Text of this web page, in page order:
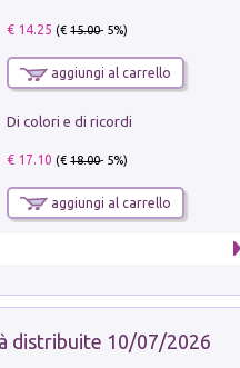
€ 14.25 (€15.00- 5%)
aggiungi al carrello
Di colori e di ricordi
€ 17.10 (€18.00- 5%)
aggiungi al carrello
distribuite 10/07/2026